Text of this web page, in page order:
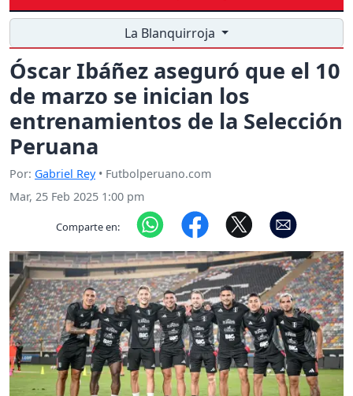
La Blanquirroja
Óscar Ibáñez aseguró que el 10
de marzo se inician los
entrenamientos de la Selección
Peruana
Por: Gabriel Rey• Futbolperuano.com
Mar, 25 Feb 2025 1:00 pm
Comparte en: